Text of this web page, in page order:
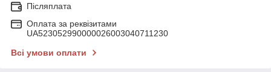
Післяплата
Оплата за реквізитами
UA523052990000026003040711230
Всі умови оплати